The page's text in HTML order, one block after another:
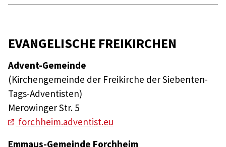
EVANGELISCHE FREIKIRCHEN
Advent-Gemeinde
(Kirchengemeinde der Freikirche der Siebenten-
Tags-Adventisten)
Merowinger Str. 5
forchheim.adventist.eu
Emmaus-Gemeinde Forchheim